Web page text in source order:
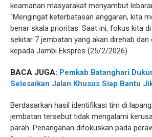
keamanan masyarakat menyambut
"Mengingat keterbatasan anggaran, kita
benar skala prioritas. Saat ini, fokus kita
sekitar 7 jembatan yang akan direhab dan
kepada Jambi Ekspres (25/2/2026).
BACA JUGA: Pemkab Batanghari
Selesaikan Jalan Khusus Siap Bantu
Berdasarkan hasil identifikasi tim di
jembatan tersebut tidak mengalami
parah. Penanganan difokuskan pada